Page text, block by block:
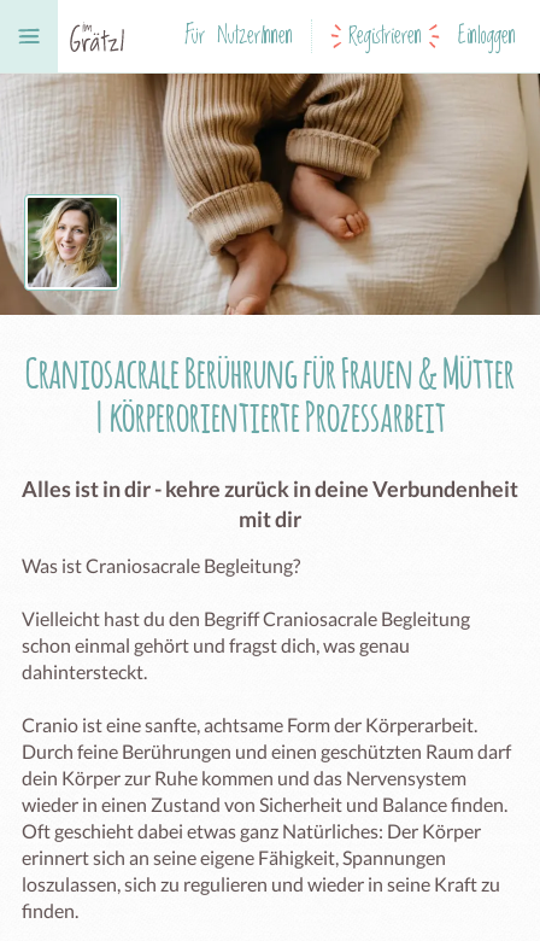
Für NutzerInnen Registrieren Einloggen
Craniosacrale Berührung für Frauen & Mütter
| körperorientierte Prozessarbeit
Alles ist in dir - kehre zurück in deine Verbundenheit
mit dir
Was ist Craniosacrale Begleitung?
Vielleicht hast du den Begriff Craniosacrale Begleitung
schon einmal gehört und fragst dich, was genau
dahintersteckt.
Cranio ist eine sanfte, achtsame Form der Körperarbeit.
Durch feine Berührungen und einen geschützten Raum darf
dein Körper zur Ruhe kommen und das Nervensystem
wieder in einen Zustand von Sicherheit und Balance finden.
Oft geschieht dabei etwas ganz Natürliches: Der Körper
erinnert sich an seine eigene Fähigkeit, Spannungen
loszulassen, sich zu regulieren und wieder in seine Kraft zu
finden.